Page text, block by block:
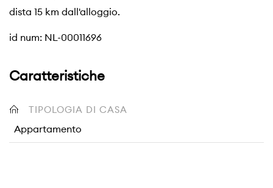
dista 15 km dall'alloggio.
id num: NL-00011696
Caratteristiche
TIPOLOGIA DI CASA
Appartamento